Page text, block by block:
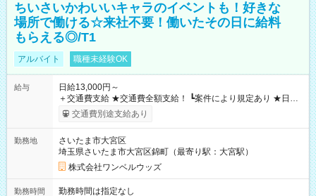
ちいさいかわいいキャラのイベントも！好きな
場所で働ける☆来社不要！働いたその日に給料
もらえる◎/T1
アルバイト 職種未経験OK
給与
日給13,000円～
＋交通費支給 ★交通費全額支給！ ┗案件により規定あり ★日払
いOK！（規定あり） ┗働いたその日に現金GET♪ お仕事後はコ
ンビニATMから 日払い分を引き落とせます！ 【試用期間】試
交通費別途支給あり
勤務地
さいたま市大宮区
埼玉県さいたま市大宮区錦町（最寄り駅：大宮駅）
株式会社ワンベルウッズ
勤務時間
勤務時間は指定なし